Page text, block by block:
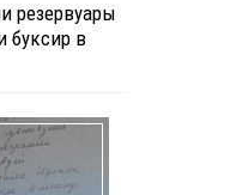
резервуары
буксир в